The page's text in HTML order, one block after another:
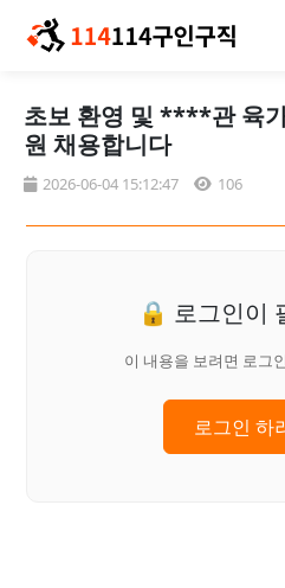
초보 환영 및 ****관 육
원 채용합니다
2026-06-04 15:12:47 106
🔒 로그인이
이 내용을 보려면 로그
로그인 하